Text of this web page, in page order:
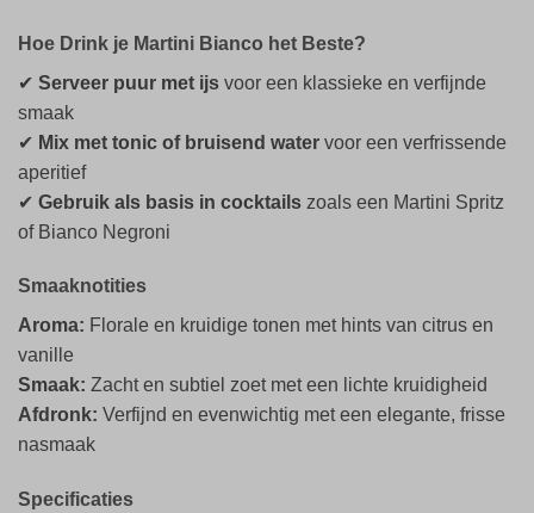
Hoe Drink je Martini Bianco het Beste?
✔ Serveer puur met ijs voor een klassieke en verfijnde
smaak
✔ Mix met tonic of bruisend water voor een verfrissende
aperitief
✔ Gebruik als basis in cocktails zoals een Martini Spritz
of Bianco Negroni
Smaaknotities
Aroma: Florale en kruidige tonen met hints van citrus en
vanille
Smaak: Zacht en subtiel zoet met een lichte kruidigheid
Afdronk: Verfijnd en evenwichtig met een elegante, frisse
nasmaak
Specificaties